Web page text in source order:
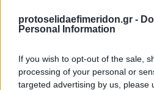
protoselidaefimeridon.gr -
Personal Information
If you wish to opt-out of the sale,
processing of your personal or
targeted advertising by us, please